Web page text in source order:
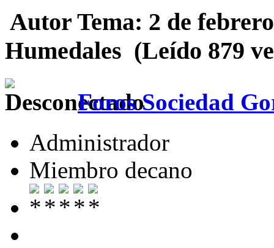
Autor Tema: 2 de
Humedales (Leído 879
Foros Sociedad
Administrador
Miembro decano